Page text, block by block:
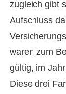
zugleich gibt
Aufschluss
waren zum
gültig, im
Diese drei